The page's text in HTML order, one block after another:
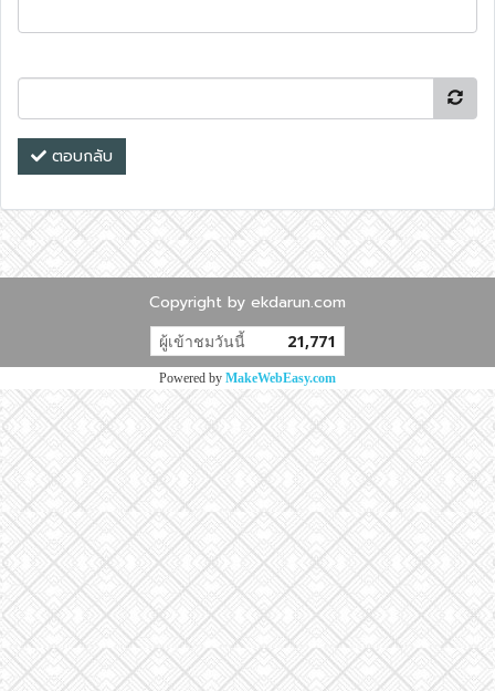
ตอบกลับ
Copyright by ekdarun.com
ผู้เข้าชมวันนี้ 21,771
Powered by MakeWebEasy.com